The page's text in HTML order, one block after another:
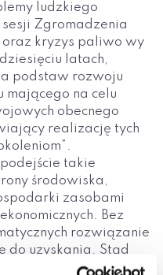
ludzkiego
sesji Zgromadzenia
oraz kryzys paliwo wy
latach,
podstaw rozwoju
mającego na celu
obecnego
realizację tych
takie
środowiska,
zasobami
Bez
rozwiązanie
do uzyskania. Stąd
prezentowane